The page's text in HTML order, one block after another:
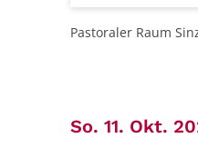
Pastoraler Raum
So. 11. Okt.